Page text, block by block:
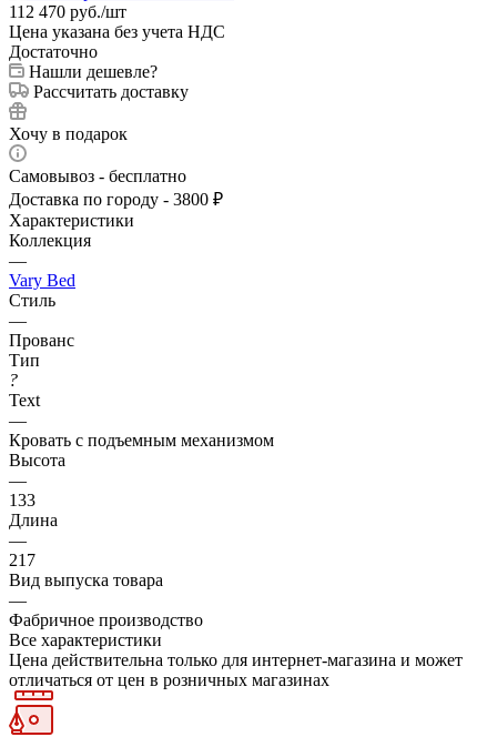
112 470 руб./шт
Цена указана без учета НДС
Достаточно
Нашли дешевле?
Рассчитать доставку
Хочу в подарок
Самовывоз - бесплатно
Доставка по городу - 3800 ₽
Характеристики
Коллекция
—
Vary Bed
Стиль
—
Прованс
Тип
?
Text
—
Кровать с подъемным механизмом
Высота
—
133
Длина
—
217
Вид выпуска товара
—
Фабричное производство
Все характеристики
Цена действительна только для интернет-магазина и может
отличаться от цен в розничных магазинах